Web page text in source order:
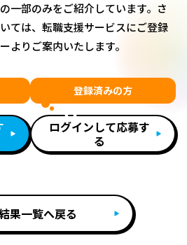
一部のみをご紹介しています。さ
ては、転職支援サービスにご登録
よりご案内いたします。
登録済みの方
ログインして応募す
る
果一覧へ戻る